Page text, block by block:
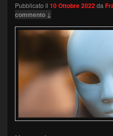
Pubblicato il 10 Ottobre 2022da
commento ↓